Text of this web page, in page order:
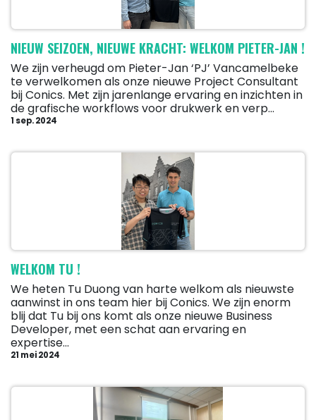
NIEUW SEIZOEN, NIEUWE KRACHT: WELKOM PIETER-JAN !
We zijn verheugd om Pieter-Jan ‘PJ’ Vancamelbeke
te verwelkomen als onze nieuwe Project Consultant
bij Conics. Met zijn jarenlange ervaring en inzichten in
de grafische workflows voor drukwerk en verp...
1 sep. 2024
WELKOM TU !
We heten Tu Duong van harte welkom als nieuwste
aanwinst in ons team hier bij Conics. We zijn enorm
blij dat Tu bij ons komt als onze nieuwe Business
Developer, met een schat aan ervaring en
expertise...
21 mei 2024